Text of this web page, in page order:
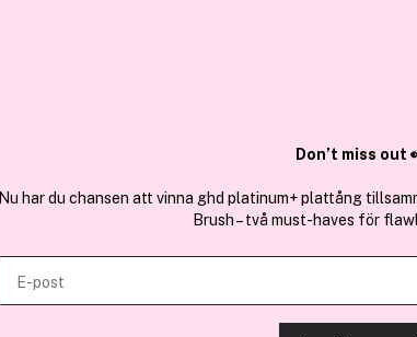
Nutritive
Don’t miss out
Nu har du chansen att vinna ghd platinum+ plattång
Brush – två must-haves för
E-post